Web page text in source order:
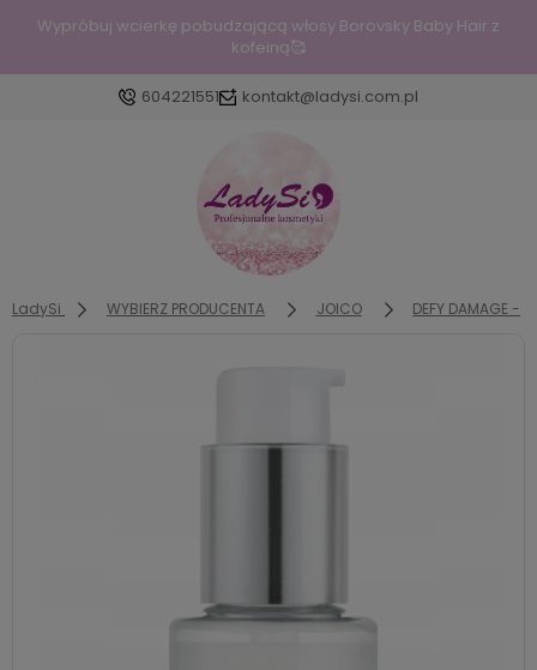
Wypróbuj wcierkę pobudzającą włosy Borovsky Baby Hair z
kofeiną🥰
604221551 kontakt@ladysi.com.pl
Zaloguj się
Załóż konto
LadySi WYBIERZ PRODUCENTA JOICO DEFY DAMAGE